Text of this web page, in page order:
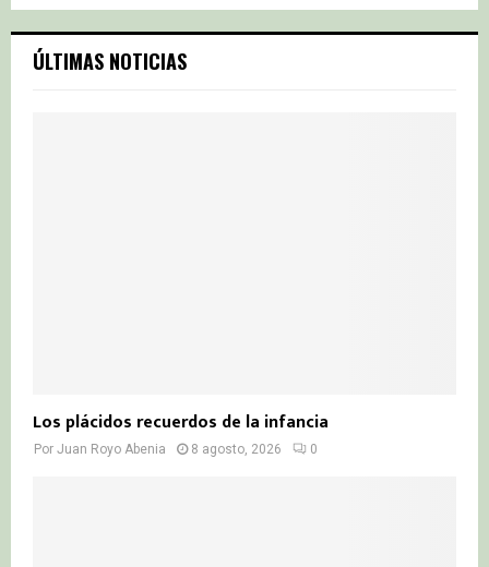
c
h
S
ÚLTIMAS NOTICIAS
Los plácidos recuerdos de la infancia
Por Juan Royo Abenia 8 agosto, 2026 0